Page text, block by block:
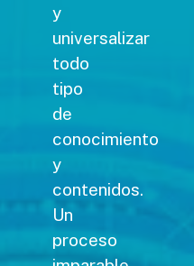
y
universalizar
todo
tipo
de
conocimiento
y
contenidos.
Un
proceso